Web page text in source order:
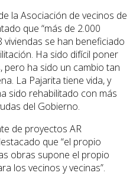
la Asociación de vecinos de
que “más de 2.000
se han beneficiado
Ha sido difícil poner
ha sido un cambio tan
La Pajarita tiene vida, y
sido rehabilitado con más
del Gobierno.
de proyectos AR
que “el propio
obras supone el propio
los vecinos y vecinas”.